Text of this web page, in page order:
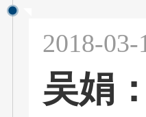
2018-03-
吴娟